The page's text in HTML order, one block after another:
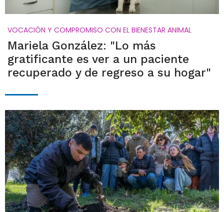
VOCACIÓN Y COMPROMISO CON EL BIENESTAR ANIMAL
Mariela González: "Lo más
gratificante es ver a un paciente
recuperado y de regreso a su hogar"